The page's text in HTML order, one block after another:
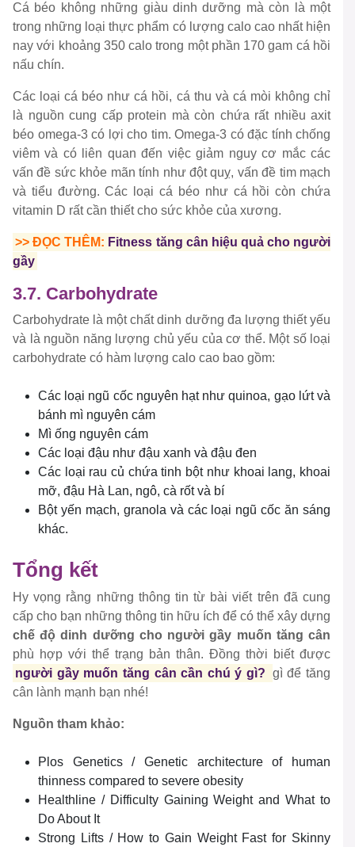
Cá béo không những giàu dinh dưỡng mà còn là một
trong những loại thực phẩm có lượng calo cao nhất hiện
nay với khoảng 350 calo trong một phần 170 gam cá hồi
nấu chín.
Các loại cá béo như cá hồi, cá thu và cá mòi không chỉ
là nguồn cung cấp protein mà còn chứa rất nhiều axit
béo omega-3 có lợi cho tim. Omega-3 có đặc tính chống
viêm và có liên quan đến việc giảm nguy cơ mắc các
vấn đề sức khỏe mãn tính như đột quỵ, vấn đề tim mạch
và tiểu đường. Các loại cá béo như cá hồi còn chứa
vitamin D rất cần thiết cho sức khỏe của xương.
>> ĐỌC THÊM: Fitness tăng cân hiệu quả cho người
gầy
3.7. Carbohydrate
Carbohydrate là một chất dinh dưỡng đa lượng thiết yếu
và là nguồn năng lượng chủ yếu của cơ thể. Một số loại
carbohydrate có hàm lượng calo cao bao gồm:
Các loại ngũ cốc nguyên hạt như quinoa, gạo lứt và
bánh mì nguyên cám
Mì ống nguyên cám
Các loại đậu như đậu xanh và đậu đen
Các loại rau củ chứa tinh bột như khoai lang, khoai
mỡ, đậu Hà Lan, ngô, cà rốt và bí
Bột yến mạch, granola và các loại ngũ cốc ăn sáng
khác.
Tổng kết
Hy vọng rằng những thông tin từ bài viết trên đã cung
cấp cho bạn những thông tin hữu ích để có thể xây dựng
chế độ dinh dưỡng cho người gầy muốn tăng cân
phù hợp với thể trạng bản thân. Đồng thời biết được
người gầy muốn tăng cân cần chú ý gì? gì để tăng
cân lành mạnh bạn nhé!
Nguồn tham khảo:
Plos Genetics / Genetic architecture of human
thinness compared to severe obesity
Healthline / Difficulty Gaining Weight and What to
Do About It
Strong Lifts / How to Gain Weight Fast for Skinny